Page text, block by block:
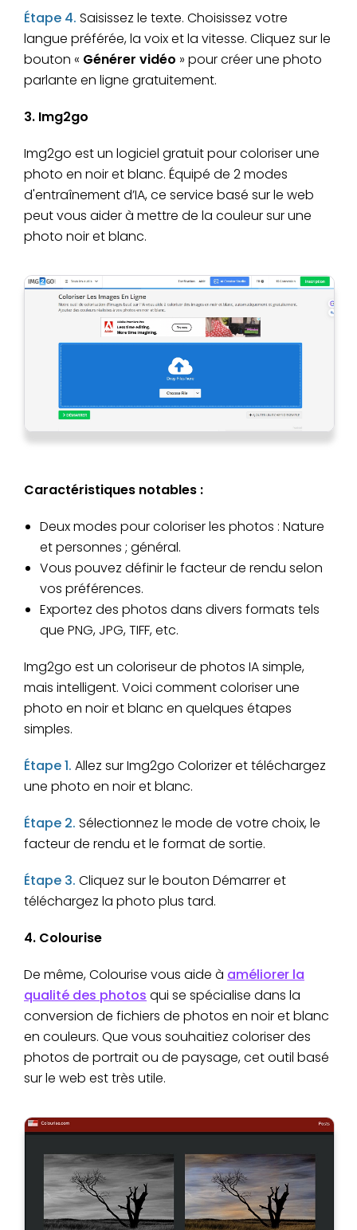
Étape 4. Saisissez le texte. Choisissez votre
langue préférée, la voix et la vitesse. Cliquez sur le
bouton « Générer vidéo » pour créer une photo
parlante en ligne gratuitement.
3. Img2go
Img2go est un logiciel gratuit pour coloriser une
photo en noir et blanc. Équipé de 2 modes
d'entraînement d’IA, ce service basé sur le web
peut vous aider à mettre de la couleur sur une
photo noir et blanc.
Caractéristiques notables :
Deux modes pour coloriser les photos : Nature
et personnes ; général.
Vous pouvez définir le facteur de rendu selon
vos préférences.
Exportez des photos dans divers formats tels
que PNG, JPG, TIFF, etc.
Img2go est un coloriseur de photos IA simple,
mais intelligent. Voici comment coloriser une
photo en noir et blanc en quelques étapes
simples.
Étape 1. Allez sur Img2go Colorizer et téléchargez
une photo en noir et blanc.
Étape 2. Sélectionnez le mode de votre choix, le
facteur de rendu et le format de sortie.
Étape 3. Cliquez sur le bouton Démarrer et
téléchargez la photo plus tard.
4. Colourise
De même, Colourise vous aide à améliorer la
qualité des photos qui se spécialise dans la
conversion de fichiers de photos en noir et blanc
en couleurs. Que vous souhaitiez coloriser des
photos de portrait ou de paysage, cet outil basé
sur le web est très utile.